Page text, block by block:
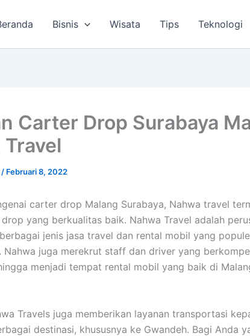
Bisnis Wisata Tips Teknologi
Carter Drop Surabaya
/ Februari 8, 2022
carter drop Malang Surabaya, Nahwa travel
yang berkualitas baik. Nahwa Travel adalah
jenis jasa travel dan rental mobil yang
Nahwa juga merekrut staff dan driver yang
menjadi tempat rental mobil yang baik di
Travels juga memberikan layanan transportasi
destinasi, khususnya ke Gwandeh. Bagi Anda